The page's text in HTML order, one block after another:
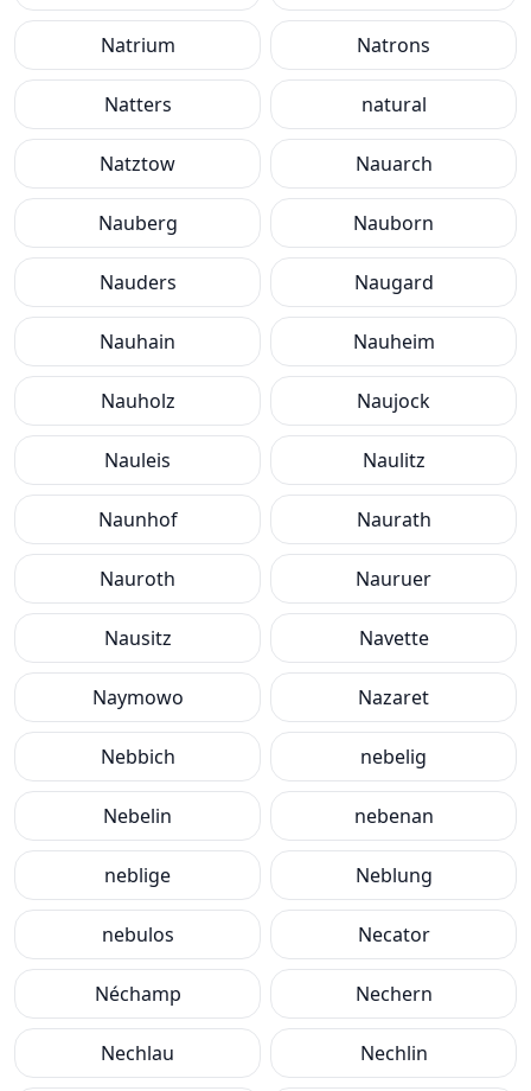
Natrium Natrons
Natters natural
Natztow Nauarch
Nauberg Nauborn
Nauders Naugard
Nauhain Nauheim
Nauholz Naujock
Nauleis Naulitz
Naunhof Naurath
Nauroth Nauruer
Nausitz Navette
Naymowo Nazaret
Nebbich nebelig
Nebelin nebenan
neblige Neblung
nebulos Necator
Néchamp Nechern
Nechlau Nechlin